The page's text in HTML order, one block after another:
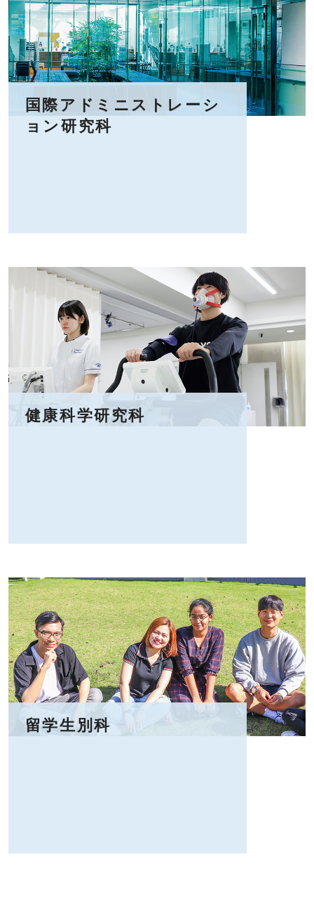
国際アドミニストレーシ
ョン研究科
健康科学研究科
留学生別科